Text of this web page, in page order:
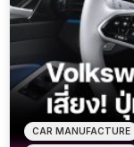
CAR MANUFACTURE